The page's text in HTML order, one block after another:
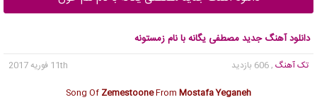
دانلود آهنگ جدید مصطفی یگانه با نام زمستونه
تک آهنگ , 606 بازدید
11th فوریه 2017
Song Of ZemestooneFrom Mostafa Yeganeh